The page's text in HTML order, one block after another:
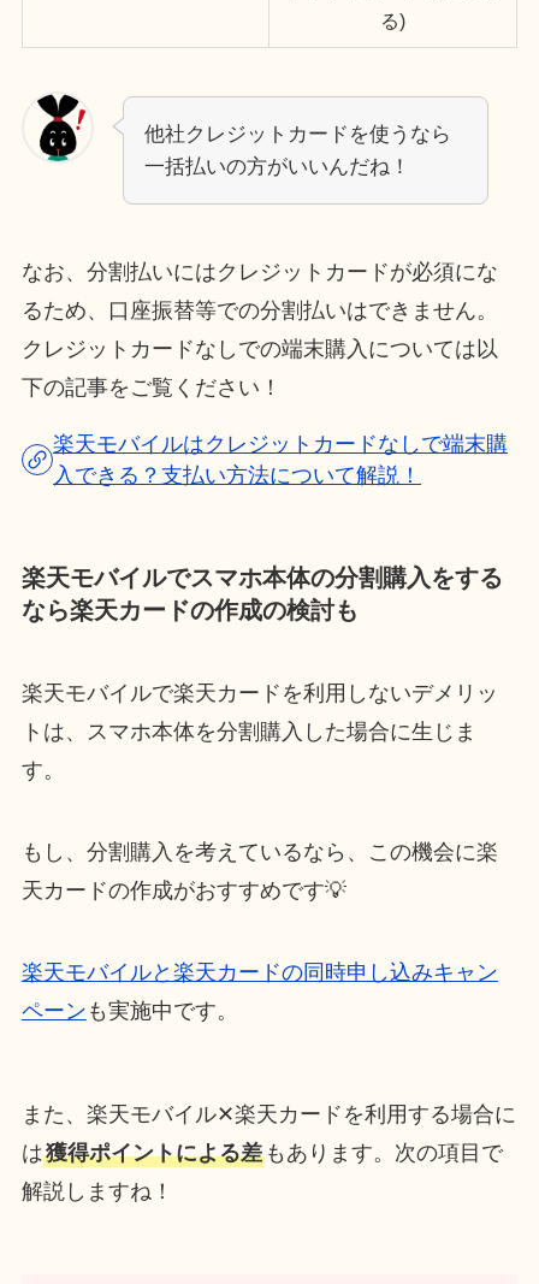
る)
他社クレジットカードを使うなら
一括払いの方がいいんだね！
なお、分割払いにはクレジットカードが必須にな
るため、口座振替等での分割払いはできません。
クレジットカードなしでの端末購入については以
下の記事をご覧ください！
楽天モバイルはクレジットカードなしで端末購
入できる？支払い方法について解説！
楽天モバイルでスマホ本体の分割購入をする
なら楽天カードの作成の検討も
楽天モバイルで楽天カードを利用しないデメリッ
トは、スマホ本体を分割購入した場合に生じま
す。
もし、分割購入を考えているなら、この機会に楽
天カードの作成がおすすめです💡
楽天モバイルと楽天カードの同時申し込みキャン
ペーン も実施中です。
また、楽天モバイル✕楽天カードを利用する場合に
は獲得ポイントによる差もあります。次の項目で
解説しますね！